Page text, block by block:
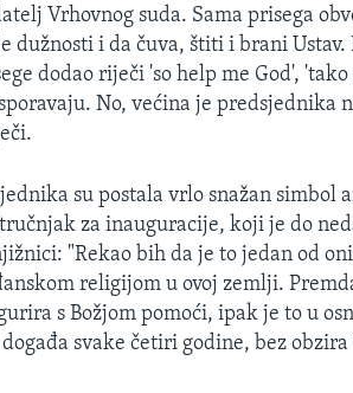
Vrhovnog suda. Sama prisega
dužnosti i da čuva, štiti i brani Ustav.
dodao riječi 'so help me God', 'tako
No, većina je predsjednika
su postala vrlo snažan simbol
za inauguracije, koji je do
"Rekao bih da je to jedan od
religijom u ovoj zemlji.
s Božjom pomoći, ipak je to u
svake četiri godine, bez